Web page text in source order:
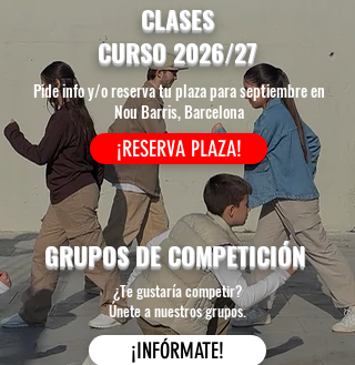
CLASES
CURSO 2026/27
Pide info y/o reserva tu plaza para septiembre en
Nou Barris, Barcelona
¡RESERVA PLAZA!
GRUPOS DE COMPETICIÓN
¿Te gustaría competir?
Únete a nuestros grupos.
¡INFÓRMATE!